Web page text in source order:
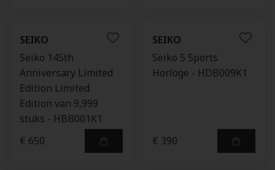
SEIKO
Seiko 145th
Anniversary Limited
Edition Limited
Edition van 9,999
stuks - HBB001K1
€ 650
SEIKO
Seiko 5 Sports
Horloge - HDB009K1
€ 390